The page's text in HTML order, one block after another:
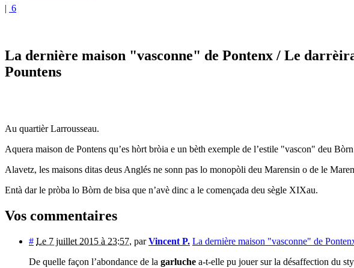
| 6
La dernière maison "vasconne" de Pontenx / Le
Pountens
Au quartièr Larrousseau.
Aquera maison de Pontens qu’es hòrt bròia e un bèth exemple de l’estile "vascon" deu
Alavetz, les maisons ditas deus Anglés ne sonn pas lo monopòli deu Marensin o de le
Entà dar le pròba lo Bòrn de bisa que n’avè dinc a le començada deu sègle XIXau.
Vos commentaires
# Le 7 juillet 2015 à 23:57, parVincent P. La dernière maison "vasconne" de
De quelle façon l’abondance de la garluche a-t-elle pu jouer sur la désaffection du